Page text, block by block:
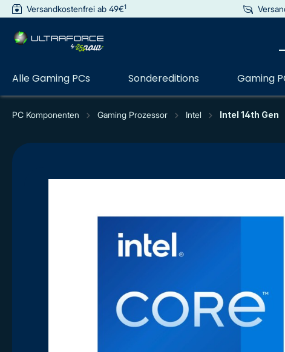
springen Zur Hauptnavigation springen
Versandkostenfrei ab 49€1
Alle Gaming PCs Sondereditions Gaming
PC Komponenten Gaming Prozessor Intel Intel 14th Gen